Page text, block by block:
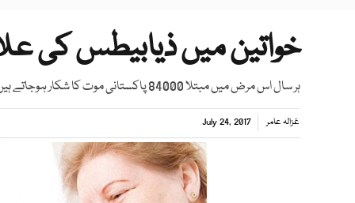
خواتین میں ذیابیطس کی
ہر سال اس مرض میں مبتلا 84000 پاکستانی موت کا شکار ہوجاتے ہیں، رپورٹ
غزالہ عامر July 24, 2017